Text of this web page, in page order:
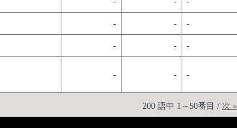
- - -
- - -
- - -
200 語中 1～50番目 / 次 »